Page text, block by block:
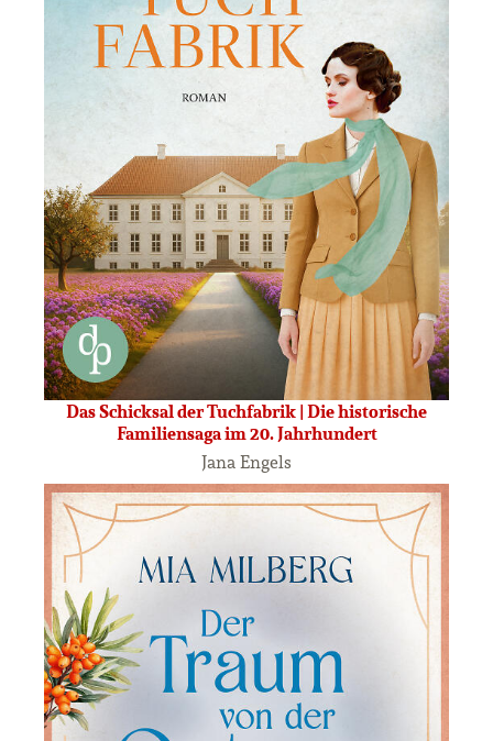
Das Schicksal der Tuchfabrik | Die historische
Familiensaga im 20. Jahrhundert
Jana Engels